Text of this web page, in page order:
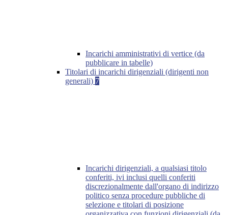
Incarichi amministrativi di vertice (da
pubblicare in tabelle)
Titolari di incarichi dirigenziali (dirigenti non
generali) 7
Incarichi dirigenziali, a qualsiasi titolo
conferiti, ivi inclusi quelli conferiti
discrezionalmente dall'organo di indirizzo
politico senza procedure pubbliche di
selezione e titolari di posizione